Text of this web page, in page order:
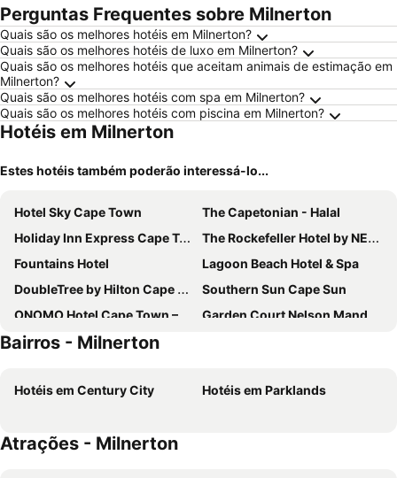
Perguntas Frequentes sobre Milnerton
Quais são os melhores hotéis em Milnerton?
Quais são os melhores hotéis de luxo em Milnerton?
Quais são os melhores hotéis que aceitam animais de estimação em
Milnerton?
Quais são os melhores hotéis com spa em Milnerton?
Quais são os melhores hotéis com piscina em Milnerton?
Hotéis em Milnerton
Estes hotéis também poderão interessá-lo...
Hotel Sky Cape Town
The Capetonian - Halal
Holiday Inn Express Cape Town City Centre By Ihg
The Rockefeller Hotel by NEWMARK
Fountains Hotel
Lagoon Beach Hotel & Spa
DoubleTree by Hilton Cape Town - Upper Eastside
Southern Sun Cape Sun
ONOMO Hotel Cape Town – Inn On The Square
Garden Court Nelson Mandela Boulevard
Radisson RED Cape Town, V&A Waterfront
Mojo Hotel
Cape Town Hollow Boutique Hotel
Wink Aparthotel One Thibault
Bairros - Milnerton
Hotéis em Century City Hotéis em Parklands
Atrações - Milnerton